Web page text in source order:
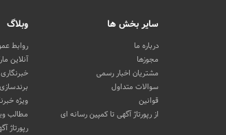
سایر بخش ها
درباره ما
مجوزها
مشتریان اخبار رسمی
سوالات متداول
قوانین
از رپورتاژ آگهی تا کمپین رسانه ای
وبلاگ
روابط
آنلاین
برندسازی
ویژه
مطالب
رپورتاژ